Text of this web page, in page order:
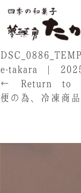
ホーム
DSC_0886_TEMP
e-takara
←
Return to ハ
便の為、冷凍商